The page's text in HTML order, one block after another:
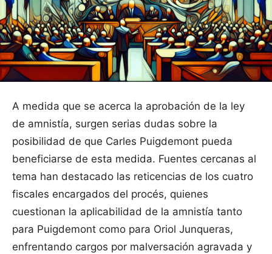
A medida que se acerca la aprobación de la ley
de amnistía, surgen serias dudas sobre la
posibilidad de que Carles Puigdemont pueda
beneficiarse de esta medida. Fuentes cercanas al
tema han destacado las reticencias de los cuatro
fiscales encargados del procés, quienes
cuestionan la aplicabilidad de la amnistía tanto
para Puigdemont como para Oriol Junqueras,
enfrentando cargos por malversación agravada y